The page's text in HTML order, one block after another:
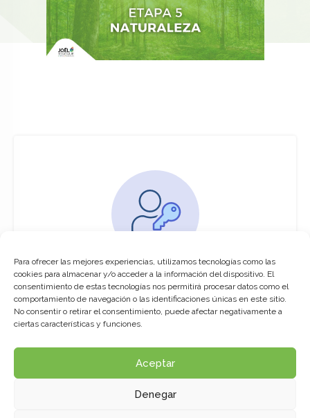
Para ofrecer las mejores experiencias, utilizamos tecnologías como las
cookies para almacenar y/o acceder a la información del dispositivo. El
consentimiento de estas tecnologías nos permitirá procesar datos como el
comportamiento de navegación o las identificaciones únicas en este sitio.
No consentir o retirar el consentimiento, puede afectar negativamente a
ciertas características y funciones.
Aceptar
Denegar
You must be logged in to access this
course
This course is only available for registered
Click here to login